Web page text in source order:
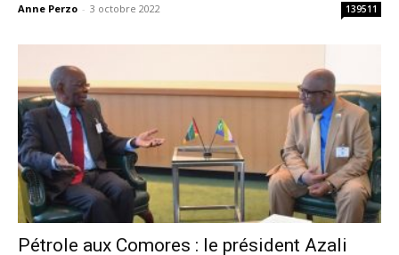
Anne Perzo - 3 octobre 2022 139511
Pétrole aux Comores : le président Azali